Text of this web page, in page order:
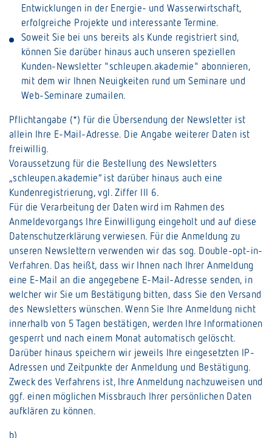
Entwicklungen in der Energie- und Wasserwirtschaft,
erfolgreiche Projekte und interessante Termine.
Soweit Sie bei uns bereits als Kunde registriert sind,
können Sie darüber hinaus auch unseren speziellen
Kunden-Newsletter "schleupen.akademie" abonnieren,
mit dem wir Ihnen Neuigkeiten rund um Seminare und
Web-Seminare zumailen.
Pflichtangabe (*) für die Übersendung der Newsletter ist
allein Ihre E-Mail-Adresse. Die Angabe weiterer Daten ist
freiwillig.
Voraussetzung für die Bestellung des Newsletters
„schleupen.akademie“ ist darüber hinaus auch eine
Kundenregistrierung, vgl. Ziffer III 6.
Für die Verarbeitung der Daten wird im Rahmen des
Anmeldevorgangs Ihre Einwilligung eingeholt und auf diese
Datenschutzerklärung verwiesen. Für die Anmeldung zu
unseren Newslettern verwenden wir das sog. Double-opt-in-
Verfahren. Das heißt, dass wir Ihnen nach Ihrer Anmeldung
eine E-Mail an die angegebene E-Mail-Adresse senden, in
welcher wir Sie um Bestätigung bitten, dass Sie den Versand
des Newsletters wünschen. Wenn Sie Ihre Anmeldung nicht
innerhalb von 5 Tagen bestätigen, werden Ihre Informationen
gesperrt und nach einem Monat automatisch gelöscht.
Darüber hinaus speichern wir jeweils Ihre eingesetzten IP-
Adressen und Zeitpunkte der Anmeldung und Bestätigung.
Zweck des Verfahrens ist, Ihre Anmeldung nachzuweisen und
ggf. einen möglichen Missbrauch Ihrer persönlichen Daten
aufklären zu können.
b)